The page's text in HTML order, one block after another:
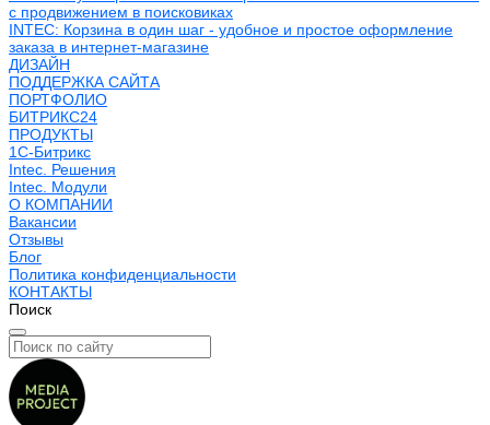
с продвижением в поисковиках
INTEC: Корзина в один шаг - удобное и простое оформление
заказа в интернет-магазине
ДИЗАЙН
ПОДДЕРЖКА САЙТА
ПОРТФОЛИО
БИТРИКС24
ПРОДУКТЫ
1С-Битрикс
Intec. Решения
Intec. Модули
О КОМПАНИИ
Вакансии
Отзывы
Блог
Политика конфиденциальности
КОНТАКТЫ
Поиск